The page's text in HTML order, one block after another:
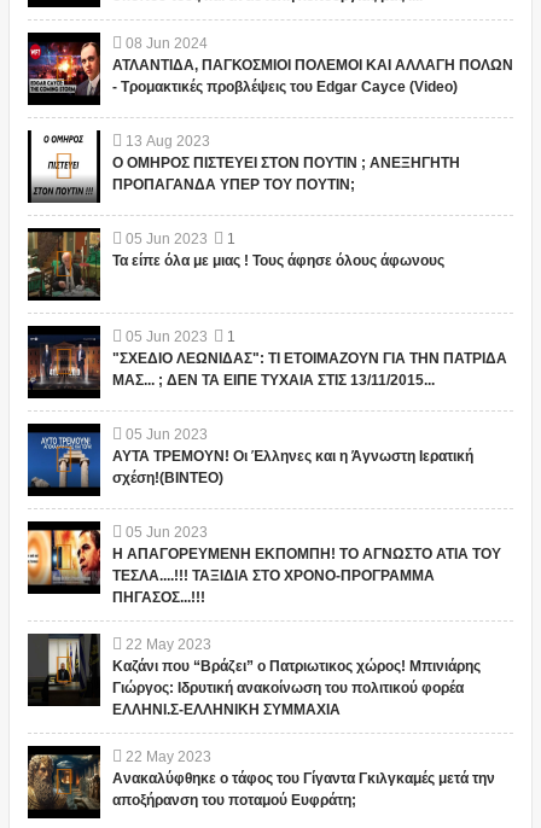
08 Jun 2024
ΑΤΛΑΝΤΙΔΑ, ΠΑΓΚΟΣΜΙΟΙ ΠΟΛΕΜΟΙ ΚΑΙ ΑΛΛΑΓΗ ΠΟΛΩΝ
- Τρομακτικές προβλέψεις του Edgar Cayce (Video)
13 Aug 2023
Ο ΟΜΗΡΟΣ ΠΙΣΤΕΥΕΙ ΣΤΟΝ ΠΟΥΤΙΝ ; ΑΝΕΞΗΓΗΤΗ
ΠΡΟΠΑΓΑΝΔΑ ΥΠΕΡ ΤΟΥ ΠΟΥΤΙΝ;
05 Jun 2023
1
Τα είπε όλα με μιας ! Τους άφησε όλους άφωνους
05 Jun 2023
1
"ΣΧΕΔΙΟ ΛΕΩΝΙΔΑΣ": ΤΙ ΕΤΟΙΜΑΖΟΥΝ ΓΙΑ ΤΗΝ ΠΑΤΡΙΔΑ
ΜΑΣ... ; ΔΕΝ ΤΑ ΕΙΠΕ ΤΥΧΑΙΑ ΣΤΙΣ 13/11/2015...
05 Jun 2023
ΑΥΤΑ ΤΡΕΜΟΥΝ! Οι Έλληνες και η Άγνωστη Ιερατική
σχέση!(ΒΙΝΤΕΟ)
05 Jun 2023
Η ΑΠΑΓΟΡΕΥΜΕΝΗ ΕΚΠΟΜΠΗ! ΤΟ ΑΓΝΩΣΤΟ ΑΤΙΑ ΤΟΥ
ΤΕΣΛΑ....!!! ΤΑΞΙΔΙΑ ΣΤΟ ΧΡΟΝΟ-ΠΡΟΓΡΑΜΜΑ
ΠΗΓΑΣΟΣ...!!!
22 May 2023
Καζάνι που “Βράζει” ο Πατριωτικος χώρος! Μπινιάρης
Γιώργος: Ιδρυτική ανακοίνωση του πολιτικού φορέα
ΕΛΛΗΝΙ.Σ-ΕΛΛΗΝΙΚΗ ΣΥΜΜΑΧΙΑ
22 May 2023
Ανακαλύφθηκε ο τάφος του Γίγαντα Γκιλγκαμές μετά την
αποξήρανση του ποταμού Ευφράτη;